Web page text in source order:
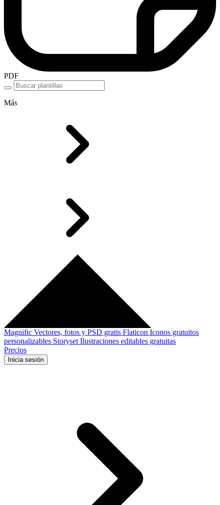
PDF
Más
Magnific Vectores, fotos y PSD gratis Flaticon Iconos gratuitos
personalizables Storyset Ilustraciones editables gratuitas
Precios
Inicia sesión